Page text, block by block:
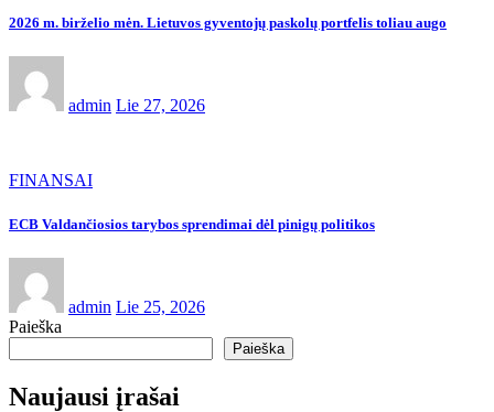
2026 m. birželio mėn. Lietuvos gyventojų paskolų portfelis toliau augo
admin Lie 27, 2026
FINANSAI
ECB Valdančiosios tarybos sprendimai dėl pinigų politikos
admin Lie 25, 2026
Paieška
Paieška
Naujausi įrašai